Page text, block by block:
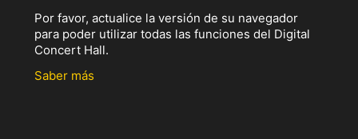
Por favor, actualice la versión de su navegador
para poder utilizar todas las funciones del Digital
Concert Hall.
Saber más